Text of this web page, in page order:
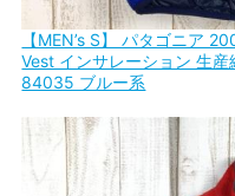
【MEN’s S】 パタゴニア
Vest インサレーション 生
84035 ブルー系